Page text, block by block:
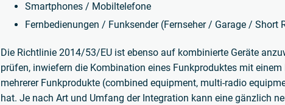
Smartphones / Mobiltelefone
Fernbedienungen / Funksender (Fernseher / Garage / Short
Die Richtlinie 2014/53/EU ist ebenso auf kombinierte Geräte
prüfen, inwiefern die Kombination eines Funkproduktes mit
mehrerer Funkprodukte (combined equipment, multi-radio
hat. Je nach Art und Umfang der Integration kann eine gänzlich